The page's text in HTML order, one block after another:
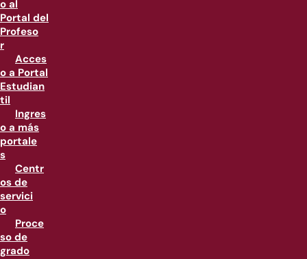
o al
Portal del
Profeso
r
Acces
o a Portal
Estudian
til
Ingres
o a más
portale
s
Centr
os de
servici
o
Proce
so de
grado